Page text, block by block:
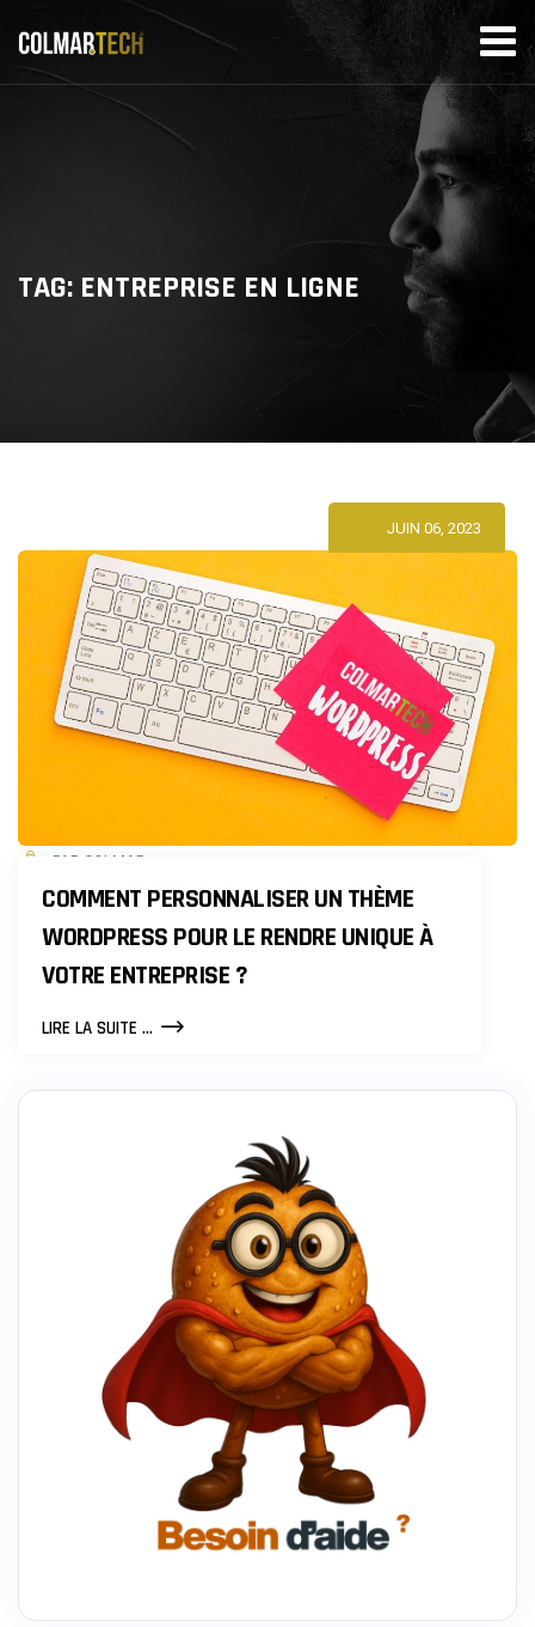
content
TAG: ENTREPRISE EN LIGNE
JUIN 06, 2023
PAR COLMAR
COMMENT PERSONNALISER UN THÈME
WORDPRESS POUR LE RENDRE UNIQUE À
VOTRE ENTREPRISE ?
LIRE LA SUITE ...COMMENT
THÈME
UNIQUE
VOTRE
ENTREPRISE